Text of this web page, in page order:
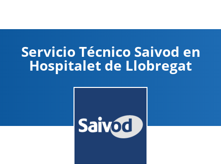
Servicio Técnico Saivod en
Hospitalet de Llobregat